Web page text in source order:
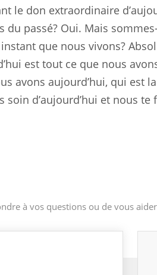
le don extraordinaire
du passé? Oui. Mais
que nous vivons?
est tout ce que nous
avons aujourd’hui, qui est
soin d’aujourd’hui et nous
à vos questions ou de vous